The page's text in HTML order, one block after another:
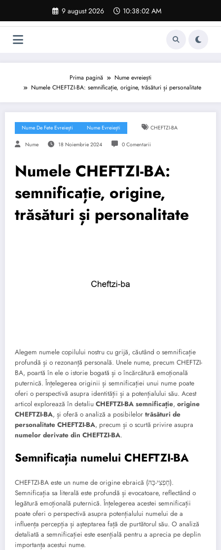
conținut
9 august 2026 10:38:03 AM
Prima pagină
Nume evreiești
Numele CHEFTZI-BA: semnificație, origine, trăsături și personalitate
Nume De Fete Evreiești Nume Evreiești CHEFTZI-BA
Nume 18 Noiembrie 2024 0 Comentarii
Numele CHEFTZI-BA:
semnificație, origine,
trăsături și personalitate
Alegem numele copilului nostru cu grijă, căutând o semnificație
profundă și o rezonanță personală. Unele nume, precum CHEFTZI-
BA, poartă în ele o istorie bogată și o încărcătură emoțională
puternică. Înțelegerea originii și semnificației unui nume poate
oferi o perspectivă asupra identității și a potențialului său. Acest
articol explorează în detaliu CHEFTZI-BA semnificație, origine
CHEFTZI-BA, și oferă o analiză a posibilelor trăsături de
personalitate CHEFTZI-BA, precum și o scurtă privire asupra
numelor derivate din CHEFTZI-BA.
Semnificația numelui CHEFTZI-BA
CHEFTZI-BA este un nume de origine ebraică (חֶפְצִי-בָּהּ).
Semnificația sa literală este profundă și evocatoare, reflectând o
legătură emoțională puternică. Înțelegerea acestei semnificații
poate oferi o perspectivă asupra potențialului numelui de a
influența percepția și așteptarea față de purtătorul său. O analiză
detaliată a semnificației este esențială pentru a aprecia pe deplin
importanța acestui nume.